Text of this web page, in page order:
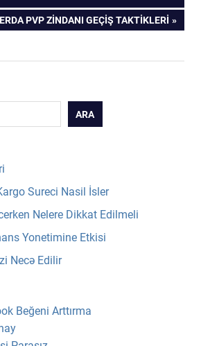
PVP ZINDANI GEÇIŞ TAKTIKLERI
ARA
Sureci Nasil İsler
Nelere Dikkat Edilmeli
Yonetimine Etkisi
Necə Edilir
Beğeni Arttırma